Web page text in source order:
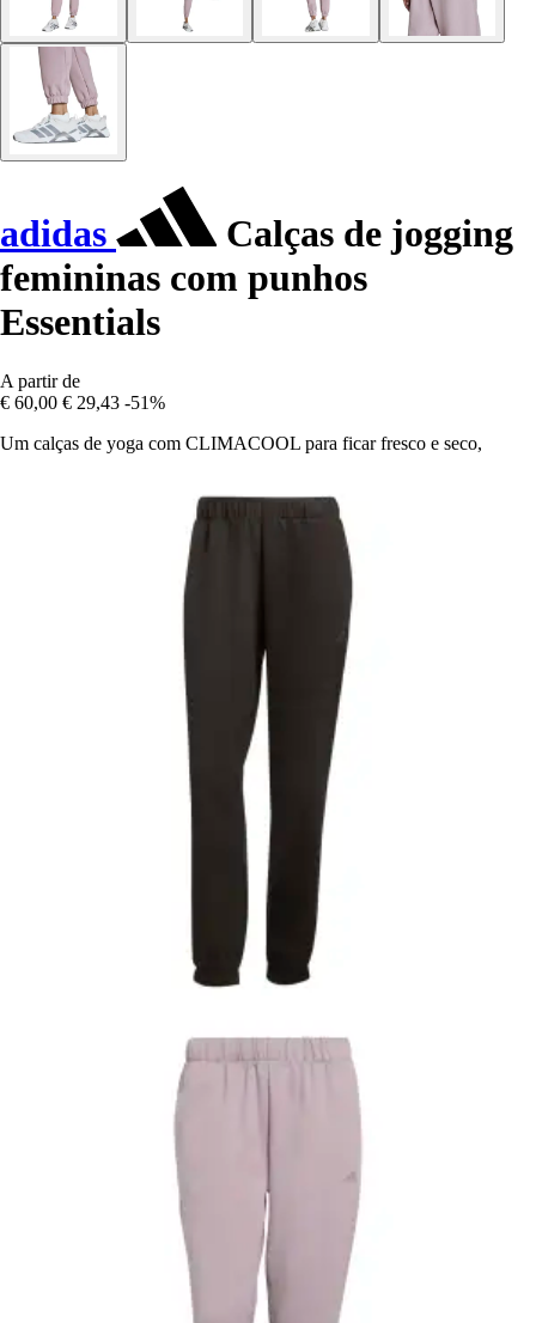
adidas
Calças de jogging
femininas com punhos
Essentials
A partir de
€ 60,00 € 29,43 -51%
Um calças de yoga com CLIMACOOL para ficar fresco e seco,